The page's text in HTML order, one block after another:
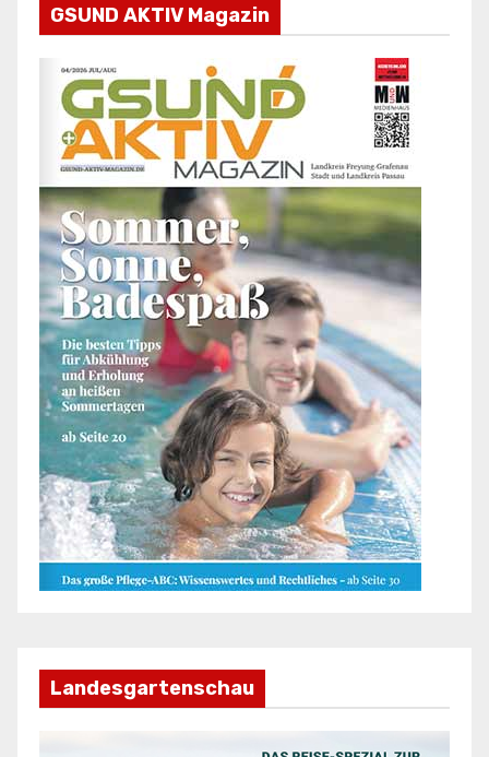
GSUND AKTIV Magazin
Landesgartenschau